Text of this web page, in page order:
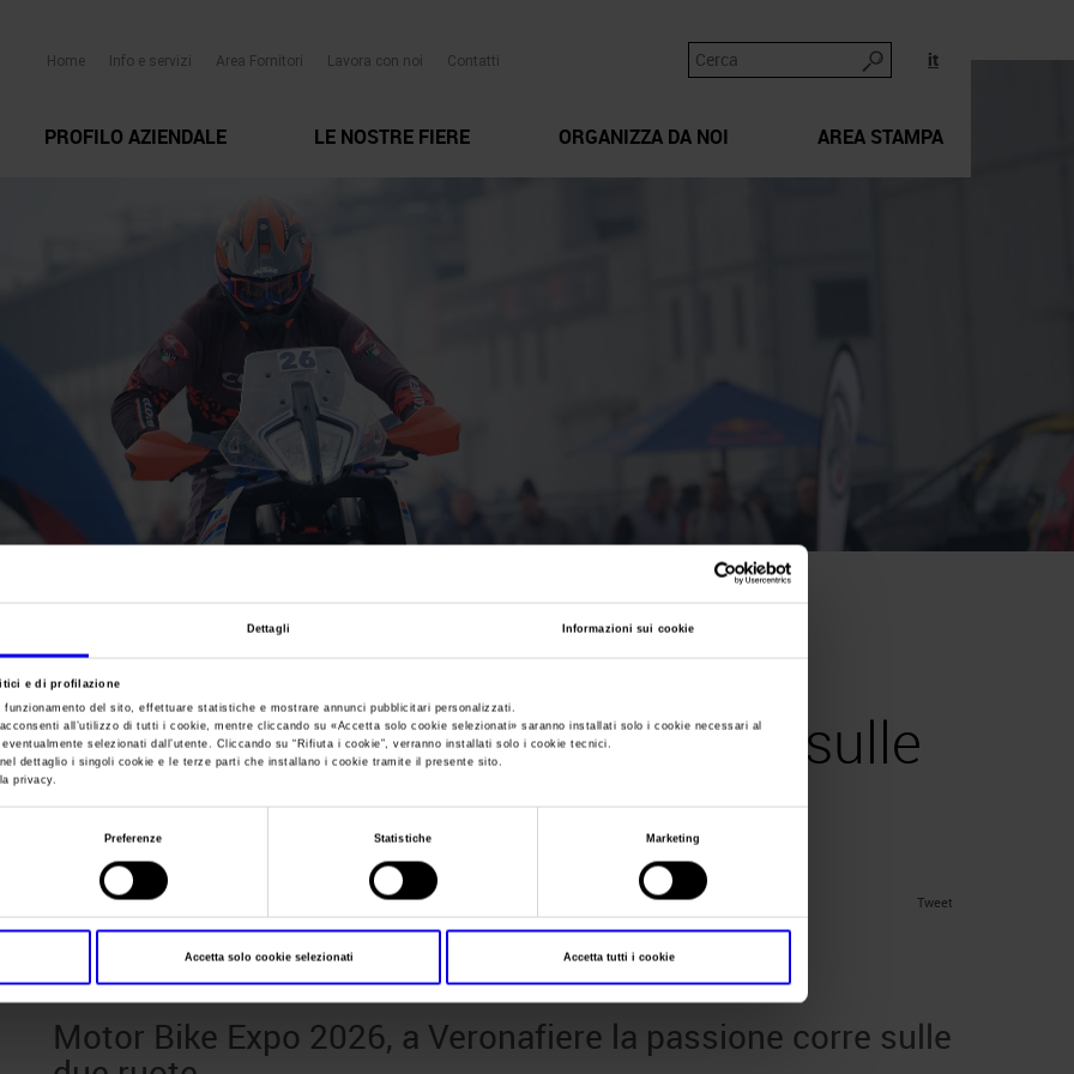
Dettagli Informazioni sui cookie
e di profilazione
del sito, effettuare statistiche e mostrare annunci pubblicitari personalizzati.
all’utilizzo di tutti i cookie, mentre cliccando su «Accetta solo cookie selezionati» saranno installati solo i cookie necessari al
selezionati dall’utente. Cliccando su “ Rifiuta i cookie”, verranno installati solo i cookie tecnici.
dettaglio i singoli cookie e le terze parti che installano i cookie tramite il presente sito.
privacy.
Preferenze Statistiche Marketing
Accetta solo cookie selezionati Accetta tutti i cookie
it
Home Info e servizi Area Fornitori Lavora con noi Contatti
PROFILO AZIENDALE LE NOSTRE FIERE ORGANIZZA DA NOI AREA STAMPA
Sei in:News
Motor Bike Expo 2026, a
Veronafiere la passione corre sulle
due ruote
Tweet
Posts Tagged:veronafiere motor bike
Motor Bike Expo 2026, a Veronafiere la passione corre sulle